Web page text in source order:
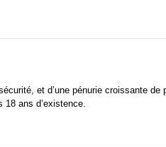
et d’une pénurie croissante de
ans d’existence.